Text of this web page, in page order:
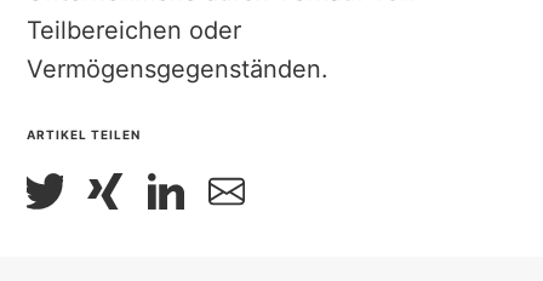
Teilbereichen oder
Vermögensgegenständen.
ARTIKEL TEILEN